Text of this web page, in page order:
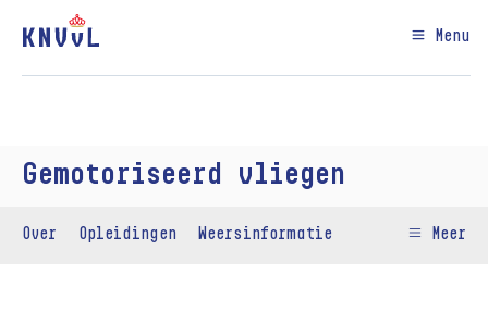
Menu
Gemotoriseerd vliegen
Over Opleidingen Weersinformatie Meer